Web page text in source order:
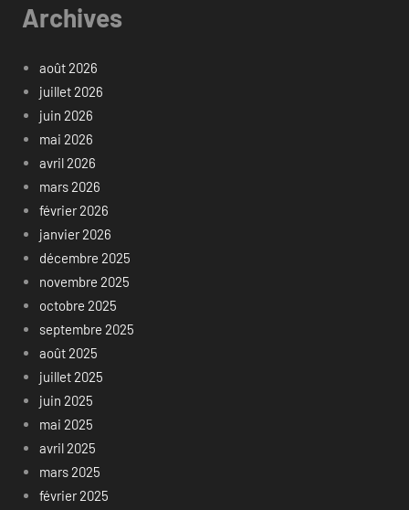
Archives
août 2026
juillet 2026
juin 2026
mai 2026
avril 2026
mars 2026
février 2026
janvier 2026
décembre 2025
novembre 2025
octobre 2025
septembre 2025
août 2025
juillet 2025
juin 2025
mai 2025
avril 2025
mars 2025
février 2025